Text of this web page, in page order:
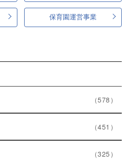
保育園運営事業
578
ン
451
325